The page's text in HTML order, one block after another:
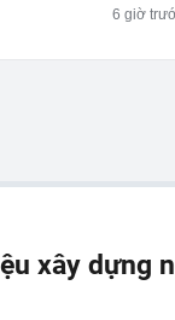
6 giờ
xây dựng